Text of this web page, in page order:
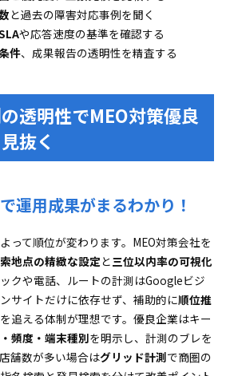
と過去の障害対応事例を聞く
や応答速度の基準を確認する
件、成果報告の透明性を精査する
透明性でMEO対策優良
抜く
運用成果がまるわかり！
って順位が変わります。MEO対策会社を
地点の精緻な設定と三位以内率の可視化
クや電話、ルートの計測はGoogleビジ
サイトだけに依存せず、補助的に順位推
を追える体制が理想です。優良企業はキー
頻度・端末種別を明示し、計測のブレを
舗数が多い場合はグリッド計測で商圏の